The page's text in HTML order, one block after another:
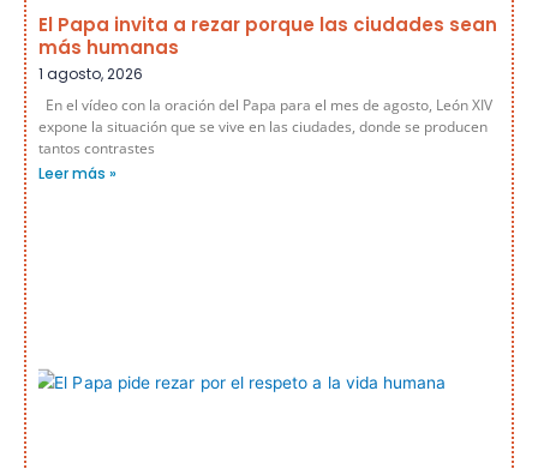
El Papa invita a rezar porque las ciudades sean
más humanas
1 agosto, 2026
En el vídeo con la oración del Papa para el mes de agosto, León XIV
expone la situación que se vive en las ciudades, donde se producen
tantos contrastes
Leer más »